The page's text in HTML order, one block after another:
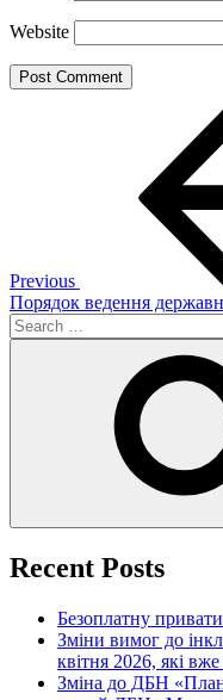
Website
Previous
Порядок ведення
Search
for:
Recent Posts
Безоплатну
Зміни вимог до
квітня 2026, які
Зміна до ДБН